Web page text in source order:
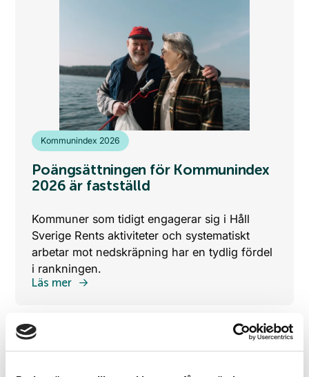
Kommunindex 2026
Poängsättningen för Kommunindex
2026 är fastställd
Kommuner som tidigt engagerar sig i Håll
Sverige Rents aktiviteter och systematiskt
arbetar mot nedskräpning har en tydlig fördel
i rankningen.
Läs mer